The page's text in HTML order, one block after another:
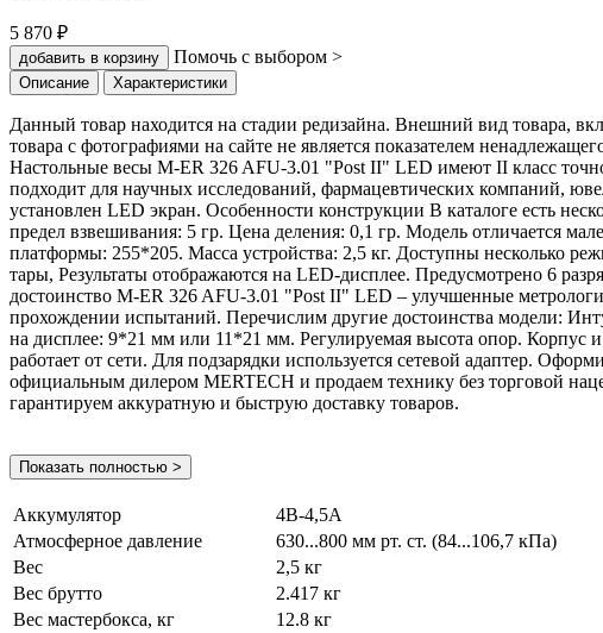
5 870 ₽
добавить в корзину Помочь с выбором >
Описание Характеристики
Данный товар находится на стадии редизайна. Внешний вид товара,
товара с фотографиями на сайте не является показателем
Настольные весы M-ER 326 AFU-3.01 "Post II" LED имеют II класс
подходит для научных исследований, фармацевтических компаний,
установлен LED экран. Особенности конструкции В каталоге есть
предел взвешивания: 5 гр. Цена деления: 0,1 гр. Модель отличается
платформы: 255*205. Масса устройства: 2,5 кг. Доступны несколько
тары, Результаты отображаются на LED-дисплее. Предусмотрено 6
достоинство M-ER 326 AFU-3.01 "Post II" LED – улучшенные
прохождении испытаний. Перечислим другие достоинства модели:
на дисплее: 9*21 мм или 11*21 мм. Регулируемая высота опор. Корпус
работает от сети. Для подзарядки используется сетевой адаптер.
официальным дилером MERTECH и продаем технику без торговой
гарантируем аккуратную и быструю доставку товаров.
Показать полностью >
Аккумулятор
4В-4,5А
Атмосферное давление
630...800 мм рт. ст. (84...106,7 кПа)
Вес
2,5 кг
Вес брутто
2.417 кг
Вес мастербокса, кг
12.8 кг